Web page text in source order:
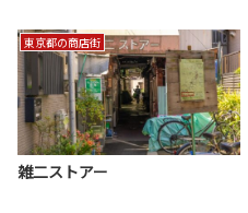
東京都の商店街
雑二ストアー